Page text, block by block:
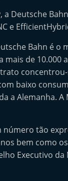
a Deutsche
e
Bahn é o
de 10.000
baixo
a Alemanha. A
tão
bem como
Executivo da